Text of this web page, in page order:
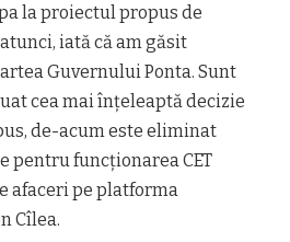
la proiectul propus de
iată că am găsit
Guvernului Ponta. Sunt
cea mai înţeleaptă decizie
de-acum este eliminat
funcţionarea CET
afaceri pe platforma
Cîlea.